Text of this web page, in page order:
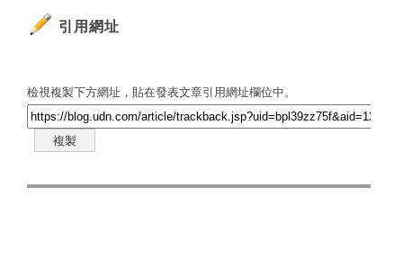
引用網址
檢視複製下方網址，貼在發表文章引用網址欄位中。
複製